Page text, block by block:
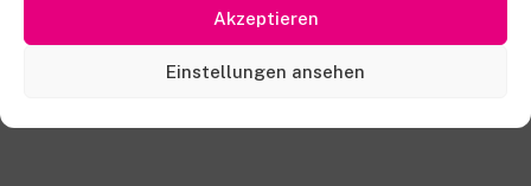
Akzeptieren
Einstellungen ansehen
Stimmen